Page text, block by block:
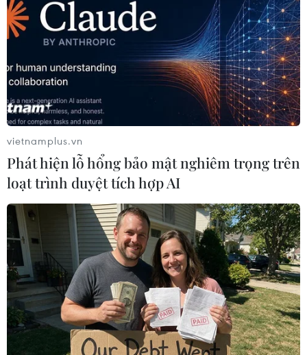
Ba công ty chế tạo ôtô Hàn Quốc thu hồi
hơn 1.400 xe do phụ tùng lỗi
01/10/2021 22:16
Hyundai thu hồi 1.089 xe Veloster sản xuất từ năm 2014
đến 2016, Stellantis Korea thu hồi 253 xe Jeep Wrangler
SUV trong khi MAN Truck & Bus Korea sẽ sửa 127 xe bus
Lion's City.
vietnamplus.vn
Phát hiện lỗ hổng bảo mật nghiêm trọng trên
loạt trình duyệt tích hợp AI